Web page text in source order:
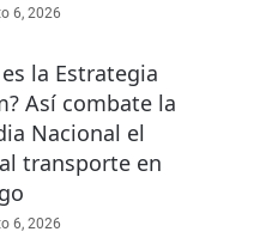
6, 2026
la Estrategia
Así combate la
Nacional el
transporte en
6, 2026